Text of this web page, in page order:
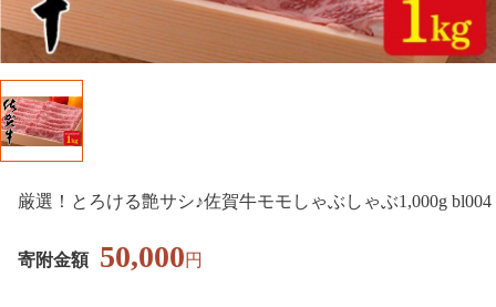
厳選！とろける艶サシ♪佐賀牛モモしゃぶしゃぶ1,000g bl004
寄附金額 50,000円